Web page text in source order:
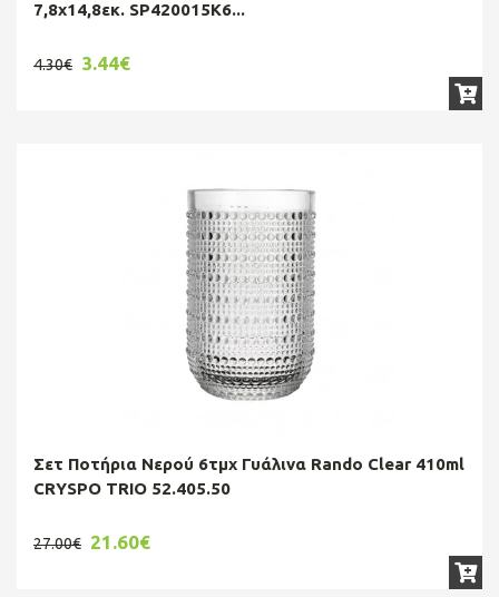
7,8x14,8εκ. SP420015K6...
4.30€ 3.44€
Σετ Ποτήρια Νερού 6τμχ Γυάλινα Rando Clear 410ml
CRYSPO TRIO 52.405.50
27.00€ 21.60€